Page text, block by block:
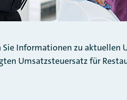
Informationen zu aktuellen
Umsatzsteuersatz für